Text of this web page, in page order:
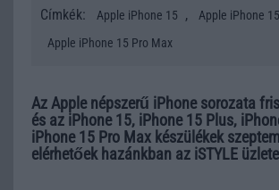
Címkék:
Apple iPhone 15 , Apple iPhone
Apple iPhone 15 Pro Max
Az Apple népszerű iPhone sorozata
és az iPhone 15, iPhone 15 Plus,
iPhone 15 Pro Max készülékek
elérhetőek hazánkban az iSTYLE